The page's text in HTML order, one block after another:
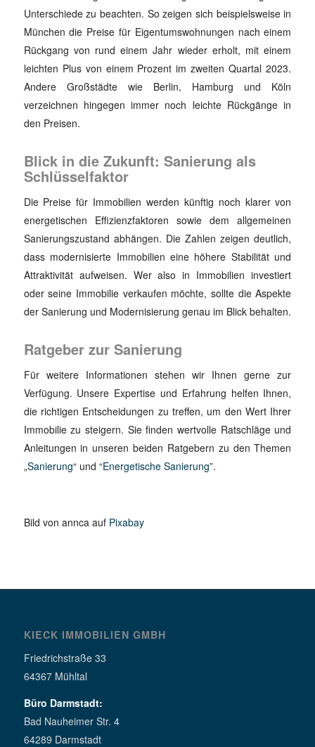
Unterschiede zu beachten. So zeigen sich beispielsweise in
München die Preise für Eigentumswohnungen nach einem
Rückgang von rund einem Jahr wieder erholt, mit einem
leichten Plus von einem Prozent im zweiten Quartal 2023.
Andere Großstädte wie Berlin, Hamburg und Köln
verzeichnen hingegen immer noch leichte Rückgänge in
den Preisen.
Blick in die Zukunft: Sanierung als
Schlüsselfaktor
Die Preise für Immobilien werden künftig noch klarer von
energetischen Effizienzfaktoren sowie dem allgemeinen
Sanierungszustand abhängen. Die Zahlen zeigen deutlich,
dass modernisierte Immobilien eine höhere Stabilität und
Attraktivität aufweisen. Wer also in Immobilien investiert
oder seine Immobilie verkaufen möchte, sollte die Aspekte
der Sanierung und Modernisierung genau im Blick behalten.
Ratgeber zur Sanierung
Für weitere Informationen stehen wir Ihnen gerne zur
Verfügung. Unsere Expertise und Erfahrung helfen Ihnen,
die richtigen Entscheidungen zu treffen, um den Wert Ihrer
Immobilie zu steigern. Sie finden wertvolle Ratschläge und
Anleitungen in unseren beiden Ratgebern zu den Themen
„Sanierung“ und “Energetische Sanierung”.
Bild von annca auf Pixabay
KIECK IMMOBILIEN GMBH
Friedrichstraße 33
64367 Mühltal
Büro Darmstadt:
Bad Nauheimer Str. 4
64289 Darmstadt